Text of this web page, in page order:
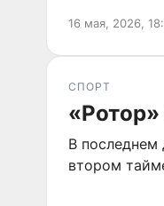
16 мая, 2026,
СПОРТ
В последнем
втором